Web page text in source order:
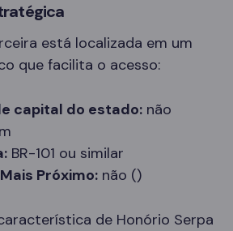
está localizada em um
que facilita o acesso:
capital do estado: não
BR-101 ou similar
Próximo: não ()
de Honório Serpa